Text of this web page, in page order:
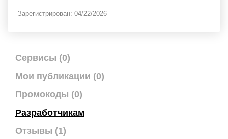
Зарегистрирован: 04/22/2026
Сервисы (0)
Мои публикации (0)
Промокоды (0)
Разработчикам
Отзывы (1)